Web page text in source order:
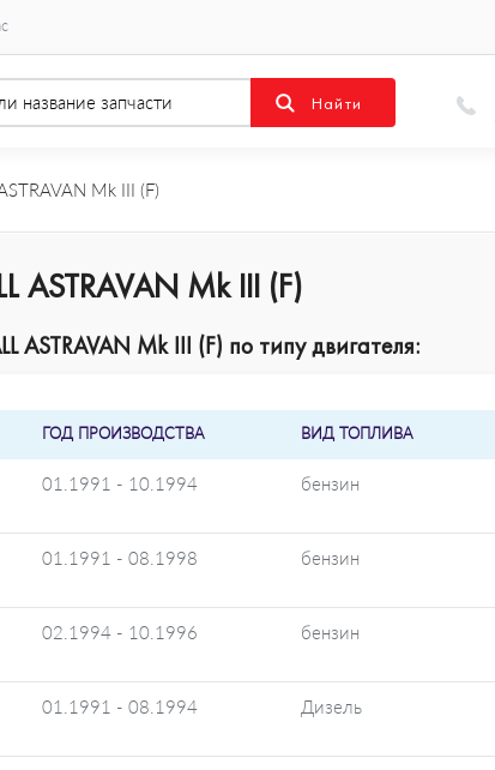
Mk III (F)
ASTRAVAN Mk III (F)
ASTRAVAN Mk III (F) по типу двигателя:
ГОД ПРОИЗВОДСТВА ВИД ТОПЛИВА
01.1991 - 10.1994 бензин
01.1991 - 08.1998 бензин
02.1994 - 10.1996 бензин
01.1991 - 08.1994 Дизель